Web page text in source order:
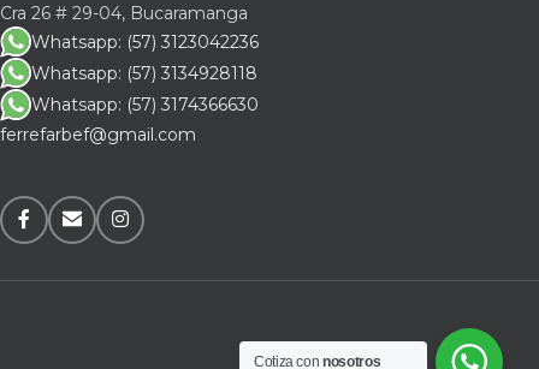
Cra 26 # 29-04, Bucaramanga
Whatsapp: (57) 3123042236
Whatsapp: (57) 3134928118
Whatsapp: (57) 3174366630
ferrefarbef@gmail.com
Cotiza connosotros